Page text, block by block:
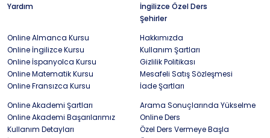
Yardım
İngilizce Özel Ders
Şehirler
Online Almanca Kursu
Online İngilizce Kursu
Online İspanyolca Kursu
Online Matematik Kursu
Online Fransızca Kursu
Hakkımızda
Kullanım Şartları
Gizlilik Politikası
Mesafeli Satış Sözleşmesi
İade Şartları
Online Akademi Şartları
Online Akademi Başarılarımız
Kullanım Detayları
Arama Sonuçlarında Yükselme
Online Ders
Özel Ders Vermeye Başla